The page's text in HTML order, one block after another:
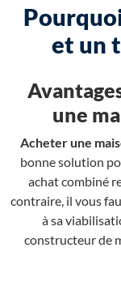
et un
une
Acheter une
bonne solution
achat combiné
contraire, il vous
à sa
constructeur de